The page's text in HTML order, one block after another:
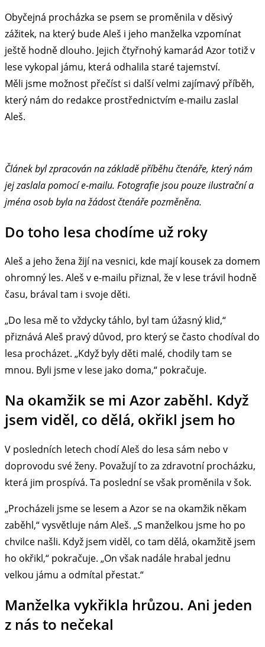
Obyčejná procházka se psem se proměnila v děsivý
zážitek, na který bude Aleš i jeho manželka vzpomínat
ještě hodně dlouho. Jejich čtyřnohý kamarád Azor totiž v
lese vykopal jámu, která odhalila staré tajemství.
Měli jsme možnost přečíst si další velmi zajímavý příběh,
který nám do redakce prostřednictvím e-mailu zaslal
Aleš.
Článek byl zpracován na základě příběhu čtenáře, který nám
jej zaslala pomocí e-mailu. Fotografie jsou pouze ilustrační a
jména osob byla na žádost čtenáře pozměněna.
Do toho lesa chodíme už roky
Aleš a jeho žena žijí na vesnici, kde mají kousek za domem
ohromný les. Aleš v e-mailu přiznal, že v lese trávil hodně
času, brával tam i svoje děti.
„Do lesa mě to vždycky táhlo, byl tam úžasný klid,“
přiznává Aleš pravý důvod, pro který se často chodíval do
lesa procházet. „Když byly děti malé, chodily tam se
mnou. Byli jsme v lese jako doma,“ pokračuje.
Na okamžik se mi Azor zaběhl. Když
jsem viděl, co dělá, okřikl jsem ho
V posledních letech chodí Aleš do lesa sám nebo v
doprovodu své ženy. Považují to za zdravotní procházku,
která jim prospívá. Ta poslední se však proměnila v šok.
„Procházeli jsme se lesem a Azor se na okamžik někam
zaběhl,“ vysvětluje nám Aleš. „S manželkou jsme ho po
chvilce našli. Když jsem viděl, co tam dělá, okamžitě jsem
ho okřikl,“ pokračuje. „On však nadále hrabal jednu
velkou jámu a odmítal přestat.“
Manželka vykřikla hrůzou. Ani jeden
z nás to nečekal